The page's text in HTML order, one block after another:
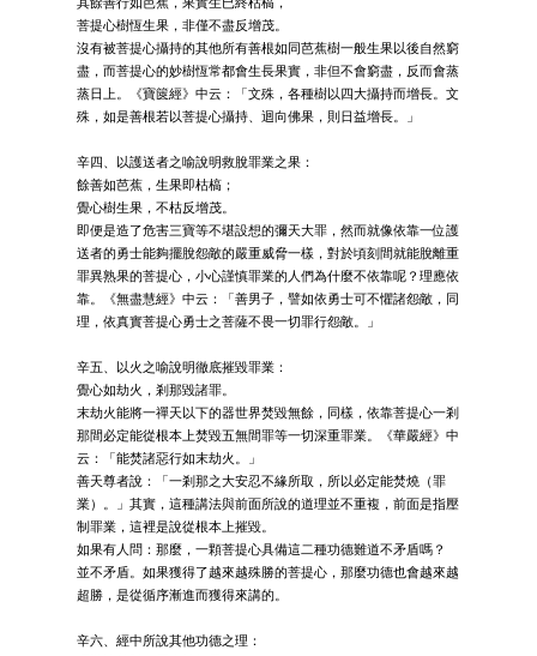
菩提心樹恆生果，非僅不盡反增茂。
沒有被菩提心攝持的其他所有善根如同芭蕉樹一般生果以後自然窮
盡，而菩提心的妙樹恆常都會生長果實，非但不會窮盡，反而會蒸
蒸日上。《寶篋經》中云：「文殊，各種樹以四大攝持而增長。文
殊，如是善根若以菩提心攝持、迴向佛果，則日益增長。」
辛四、以護送者之喻說明救脫罪業之果：
餘善如芭蕉，生果即枯槁；
覺心樹生果，不枯反增茂。
即便是造了危害三寶等不堪設想的彌天大罪，然而就像依靠一位護
送者的勇士能夠擺脫怨敵的嚴重威脅一樣，對於頃刻間就能脫離重
罪異熟果的菩提心，小心謹慎罪業的人們為什麼不依靠呢？理應依
靠。《無盡慧經》中云：「善男子，譬如依勇士可不懼諸怨敵，同
理，依真實菩提心勇士之菩薩不畏一切罪行怨敵。」
辛五、以火之喻說明徹底摧毀罪業：
覺心如劫火，剎那毀諸罪。
末劫火能將一禪天以下的器世界焚毀無餘，同樣，依靠菩提心一剎
那間必定能從根本上焚毀五無間罪等一切深重罪業。《華嚴經》中
云：「能焚諸惡行如末劫火。」
善天尊者說：「一剎那之大安忍不緣所取，所以必定能焚燒（罪
業）。」其實，這種講法與前面所說的道理並不重複，前面是指壓
制罪業，這裡是說從根本上摧毀。
如果有人問：那麼，一顆菩提心具備這二種功德難道不矛盾嗎？
並不矛盾。如果獲得了越來越殊勝的菩提心，那麼功德也會越來越
超勝，是從循序漸進而獲得來講的。
辛六、經中所說其他功德之理：